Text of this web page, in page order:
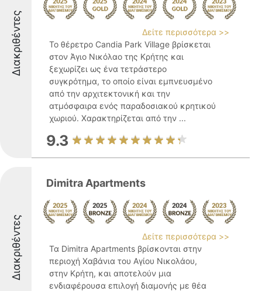
Διακριθέντες
Δείτε περισσότερα >>
Το θέρετρο Candia Park Village βρίσκεται
στον Άγιο Νικόλαο της Κρήτης και
ξεχωρίζει ως ένα τετράστερο
συγκρότημα, το οποίο είναι εμπνευσμένο
από την αρχιτεκτονική και την
ατμόσφαιρα ενός παραδοσιακού κρητικού
χωριού. Χαρακτηρίζεται από την ...
9.3
Διακριθέντες
Dimitra Apartments
Δείτε περισσότερα >>
Τα Dimitra Apartments βρίσκονται στην
περιοχή Χαβάνια του Αγίου Νικολάου,
στην Κρήτη, και αποτελούν μια
ενδιαφέρουσα επιλογή διαμονής με θέα